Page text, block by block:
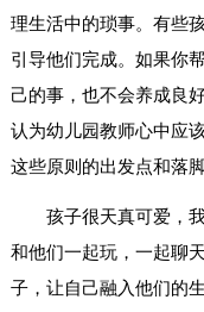
理生活中的琐事。有些
引导他们完成。如果你
己的事，也不会养成良
认为幼儿园教师心中应
这些原则的出发点和落
孩子很天真可爱，
和他们一起玩，一起聊
子，让自己融入他们的